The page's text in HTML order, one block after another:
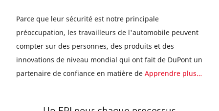
Parce que leur sécurité est notre principale
préoccupation, les travailleurs de l'automobile peuvent
compter sur des personnes, des produits et des
innovations de niveau mondial qui ont fait de DuPont un
partenaire de confiance en matière de Apprendre plus…